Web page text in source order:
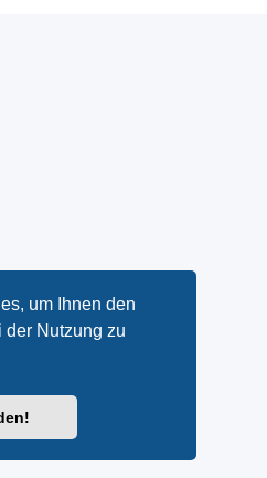
um Ihnen den
der Nutzung zu